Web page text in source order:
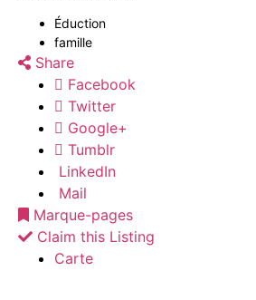
Éduction
famille
Share
Facebook
Twitter
Google+
Tumblr
LinkedIn
Mail
Marque-pages
Claim this Listing
Carte